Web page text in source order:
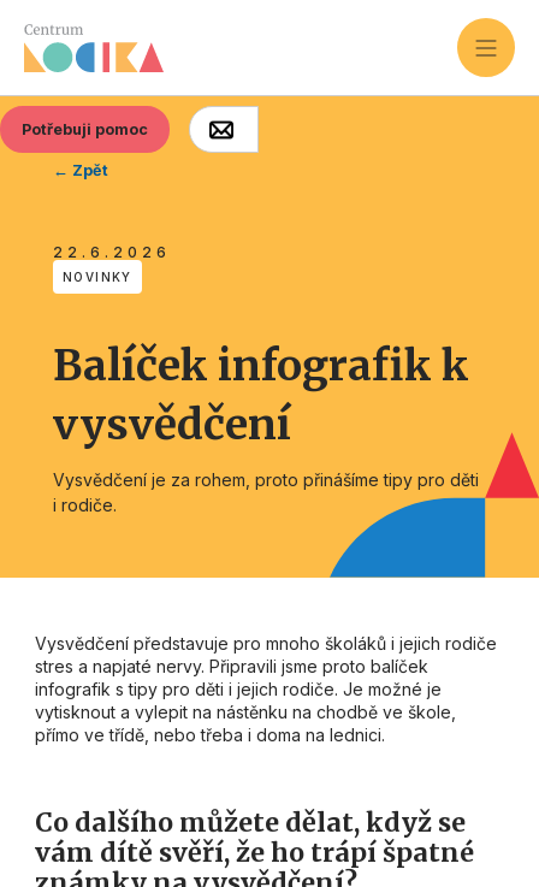
Potřebuji pomoc
← Zpět
22.6.2026
NOVINKY
Balíček infografik k
vysvědčení
Vysvědčení je za rohem, proto přinášíme tipy pro děti
i rodiče.
Vysvědčení představuje pro mnoho školáků i jejich rodiče
stres a napjaté nervy. Připravili jsme proto balíček
infografik s tipy pro děti i jejich rodiče. Je možné je
vytisknout a vylepit na nástěnku na chodbě ve škole,
přímo ve třídě, nebo třeba i doma na lednici.
Co dalšího můžete dělat, když se
vám dítě svěří, že ho trápí špatné